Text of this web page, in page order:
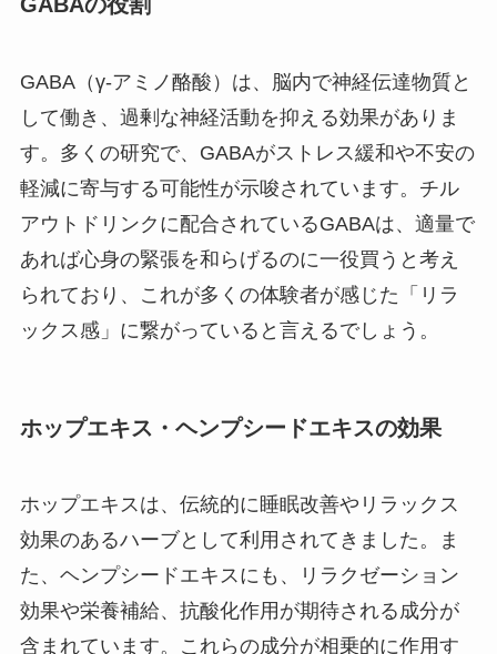
GABAの役割
GABA（γ-アミノ酪酸）は、脳内で神経伝達物質と
して働き、過剰な神経活動を抑える効果がありま
す。多くの研究で、GABAがストレス緩和や不安の
軽減に寄与する可能性が示唆されています。チル
アウトドリンクに配合されているGABAは、適量で
あれば心身の緊張を和らげるのに一役買うと考え
られており、これが多くの体験者が感じた「リラ
ックス感」に繋がっていると言えるでしょう。
ホップエキス・ヘンプシードエキスの効果
ホップエキスは、伝統的に睡眠改善やリラックス
効果のあるハーブとして利用されてきました。ま
た、ヘンプシードエキスにも、リラクゼーション
効果や栄養補給、抗酸化作用が期待される成分が
含まれています。これらの成分が相乗的に作用す